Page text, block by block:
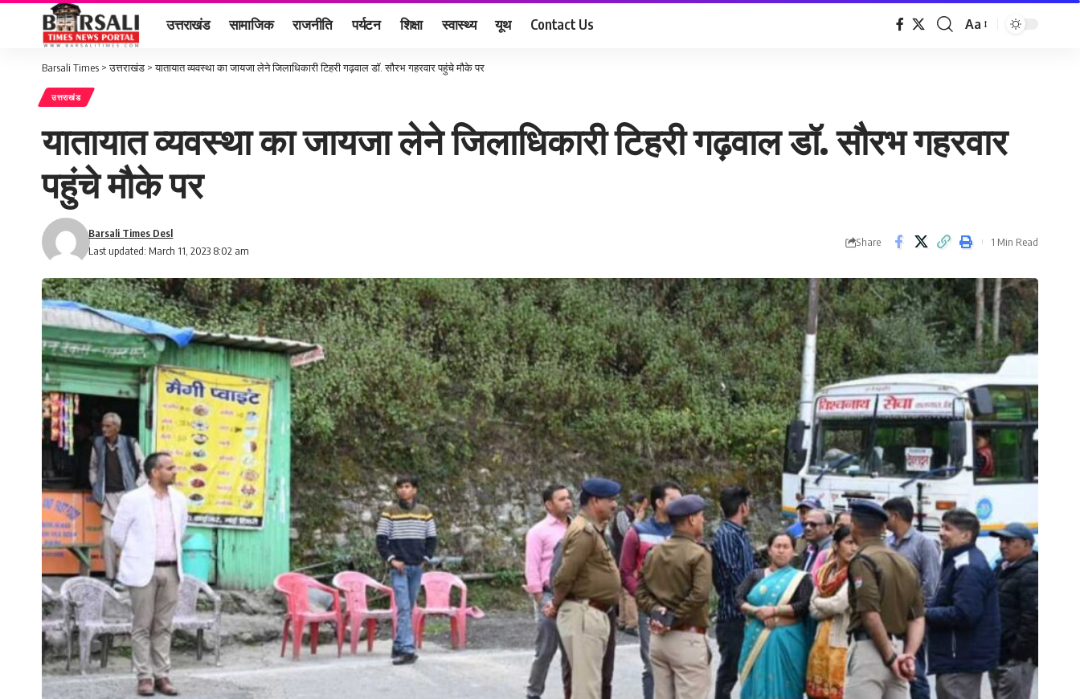
उत्तराखंड सामाजिक राजनीति पर्यटन शिक्षा स्वास्थ्य यूथ Contact Us
Font
Aa
Barsali Times >उत्तराखंड >यातायात व्यवस्था का जायजा लेने जिलाधिकारी टिहरी गढ़वाल डॉ. सौरभ गहरवार पहुंचे मौके पर
उत्तराखंड
यातायात व्यवस्था का जायजा लेने जिलाधिकारी टिहरी गढ़वाल डॉ. सौरभ गहरवार
पहुंचे मौके पर
Last updated: March 11, 2023 8:02 am
Barsali Times Desl
Share 1 Min Read